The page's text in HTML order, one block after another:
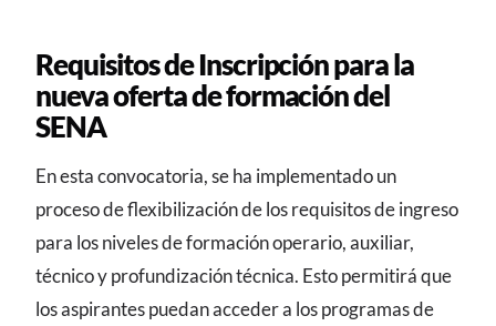
Requisitos de Inscripción para la
nueva oferta de formación del
SENA
En esta convocatoria, se ha implementado un
proceso de flexibilización de los requisitos de ingreso
para los niveles de formación operario, auxiliar,
técnico y profundización técnica. Esto permitirá que
los aspirantes puedan acceder a los programas de